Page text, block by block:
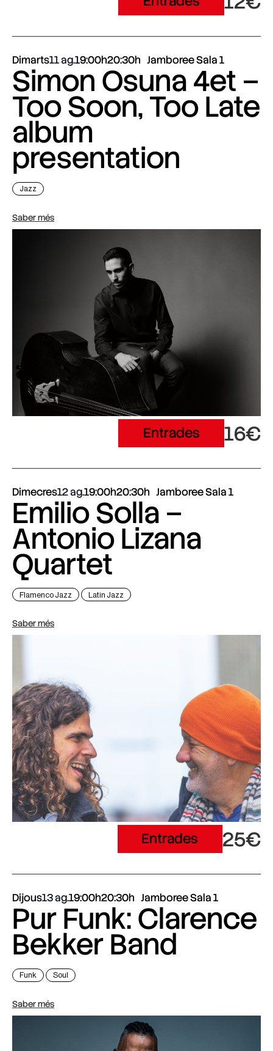
Dimarts11 ag.19:00h20:30h Jamboree Sala 1
Simon Osuna 4et –
Too Soon, Too Late
album
presentation
Jazz
Saber més
Entrades 16€
Dimecres12 ag.19:00h20:30h Jamboree Sala 1
Emilio Solla –
Antonio Lizana
Quartet
Flamenco Jazz Latin Jazz
Saber més
Entrades 25€
Dijous13 ag.19:00h20:30h Jamboree Sala 1
Pur Funk: Clarence
Bekker Band
Funk Soul
Saber més